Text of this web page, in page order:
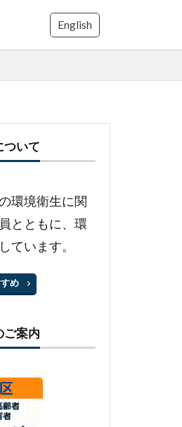
English
ついて
環境衛生に関
とともに、環
ています。
め
ご案内